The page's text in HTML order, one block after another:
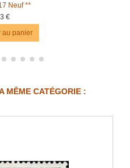
Neuf **
€
au panier
MÊME CATÉGORIE :